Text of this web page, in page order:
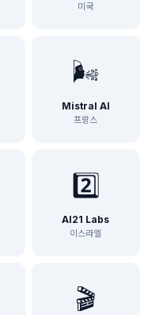
미국
🌬️
Mistral AI
프랑스
2️⃣
AI21 Labs
이스라엘
🎬